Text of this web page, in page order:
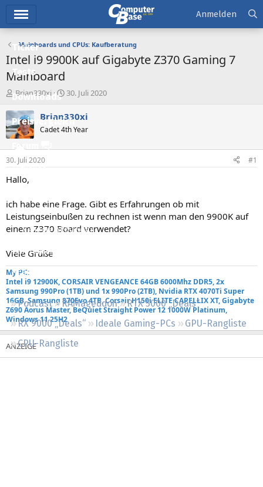
Ticker
Tests
Downloads
Preisvergleich
Forum
Aktuelles
Neue Beiträge
Neueste Aktivitäten
Leserartikel
Regeln
Podcast RAMageddon
RTX 5000 „Deals“
RX 9000 „Deals“
Ideale Gaming-PCs
GPU-Rangliste
CPU-Rangliste
Anmelden
Mainboards und CPUs: Kaufberatung
Intel i9 9900K auf Gigabyte Z370 Gaming 7
Mainboard
E
r
s
t
e
e
r
Brian330xi
E
s
t
e
t
30. Juli 2020
Brian330xi
Cadet 4th Year
30. Juli 2020 #1
Hallo,
ich habe eine Frage. Gibt es Erfahrungen ob mit
Leistungseinbußen zu rechnen ist wenn man den 9900K auf
einem Z370 Board verwendet?
Viele Grüße
My PC:
Intel i9 12900K, CORSAIR VENGEANCE 64GB 6000Mhz DDR5, 2x
Samsung 990Pro (1TB) und 1x 990Pro (2TB), Nvidia RTX 4070Ti Super
16GB, Samsung 870Evo 4TB, Corsair H150i ELITE CAPELLIX XT, Gigabyte
Z690 Aorus Master, BeQuiet Straight Power 12 1000W Platinum,
Windows 11 25H2